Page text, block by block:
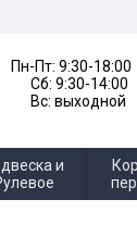
Пн-Пт: 9:30-18:00
Сб: 9:30-14:00
Вс: выходной
и